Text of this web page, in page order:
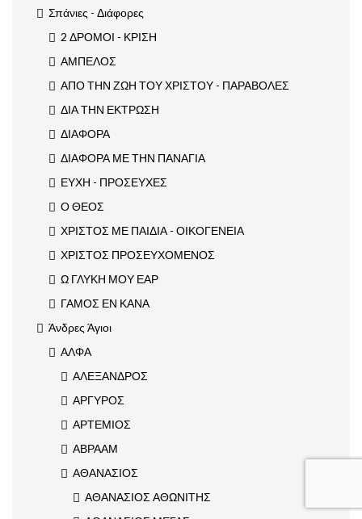
Σπάνιες - Διάφορες
2 ΔΡΟΜΟΙ - ΚΡΙΣΗ
ΑΜΠΕΛΟΣ
ΑΠΟ ΤΗΝ ΖΩΗ ΤΟΥ ΧΡΙΣΤΟΥ - ΠΑΡΑΒΟΛΕΣ
ΔΙΑ ΤΗΝ ΕΚΤΡΩΣΗ
ΔΙΑΦΟΡΑ
ΔΙΑΦΟΡΑ ΜΕ ΤΗΝ ΠΑΝΑΓΙΑ
ΕΥΧΗ - ΠΡΟΣΕΥΧΕΣ
Ο ΘΕΟΣ
ΧΡΙΣΤΟΣ ΜΕ ΠΑΙΔΙΑ - ΟΙΚΟΓΕΝΕΙΑ
ΧΡΙΣΤΟΣ ΠΡΟΣΕΥΧΟΜΕΝΟΣ
Ω ΓΛΥΚΗ ΜΟΥ ΕΑΡ
ΓΑΜΟΣ ΕΝ ΚΑΝΑ
Άνδρες Άγιοι
ΑΛΦΑ
ΑΛΕΞΑΝΔΡΟΣ
ΑΡΓΥΡΟΣ
ΑΡΤΕΜΙΟΣ
ΑΒΡΑΑΜ
ΑΘΑΝΑΣΙΟΣ
ΑΘΑΝΑΣΙΟΣ ΑΘΩΝΙΤΗΣ